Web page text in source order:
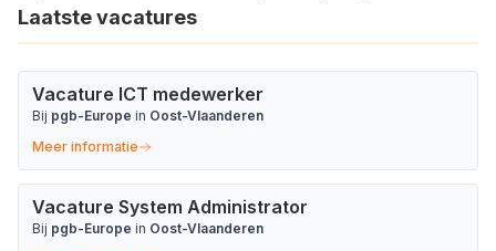
Laatste vacatures
Vacature ICT medewerker
Bij pgb-Europe in Oost-Vlaanderen
Meer informatie
Vacature System Administrator
Bij pgb-Europe in Oost-Vlaanderen